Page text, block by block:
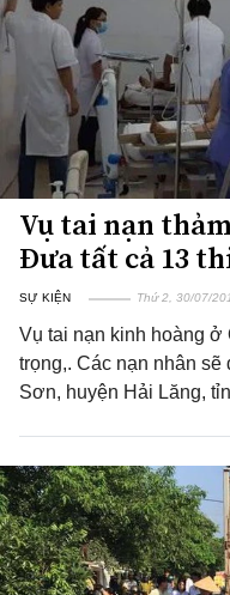
Vụ tai nạn
Đưa tất cả 13
SỰ KIỆN Thứ 2, 30/07/
Vụ tai nạn kinh hoàng ở
trọng,. Các nạn nhân
Sơn, huyện Hải Lăng,